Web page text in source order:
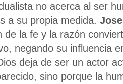
no acerca al ser
a su propia medida.
de la fe y la razón
negando su influencia
deja de ser un actor
sino porque la